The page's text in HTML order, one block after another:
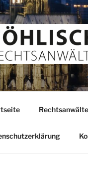
Rechtsanwälte